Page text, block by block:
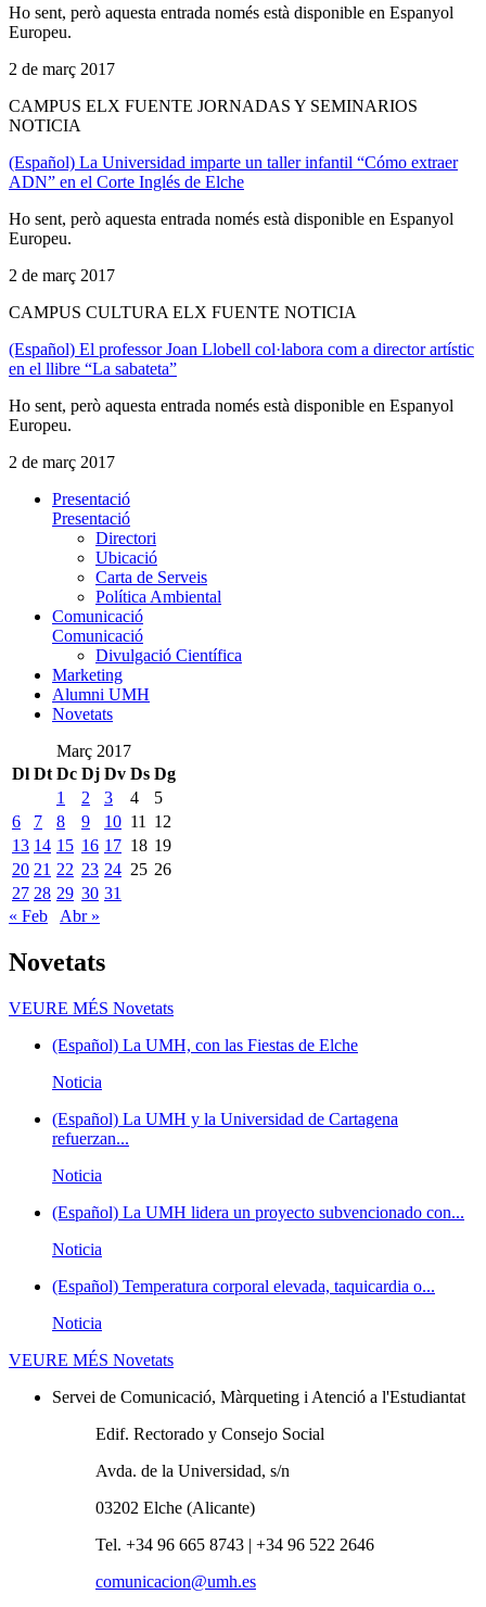
Ho sent, però aquesta entrada només està disponible en Espanyol
Europeu.
2 de març 2017
CAMPUS ELX FUENTE JORNADAS Y SEMINARIOS
NOTICIA
(Español) La Universidad imparte un taller infantil “Cómo extraer
ADN” en el Corte Inglés de Elche
Ho sent, però aquesta entrada només està disponible en Espanyol
Europeu.
2 de març 2017
CAMPUS CULTURA ELX FUENTE NOTICIA
(Español) El professor Joan Llobell col·labora com a director artístic
en el llibre “La sabateta”
Ho sent, però aquesta entrada només està disponible en Espanyol
Europeu.
2 de març 2017
Presentació
Presentació
Directori
Ubicació
Carta de Serveis
Política Ambiental
Comunicació
Comunicació
Divulgació Científica
Marketing
Alumni UMH
Novetats
Març 2017
Dl Dt Dc Dj Dv Ds Dg
1
2 3 4
5
6
7 8 9 10 11
12
13 14 15 16 17 18 19
20 21 22 23 24 25 26
27 28 29 30 31
« Feb
Abr »
Novetats
VEURE MÉS Novetats
(Español) La UMH, con las Fiestas de Elche
Noticia
(Español) La UMH y la Universidad de Cartagena
refuerzan...
Noticia
(Español) La UMH lidera un proyecto subvencionado con...
Noticia
(Español) Temperatura corporal elevada, taquicardia o...
Noticia
VEURE MÉS Novetats
Servei de Comunicació, Màrqueting i Atenció a l'Estudiantat
Edif. Rectorado y Consejo Social
Avda. de la Universidad, s/n
03202 Elche (Alicante)
Tel. +34 96 665 8743 | +34 96 522 2646
comunicacion@umh.es